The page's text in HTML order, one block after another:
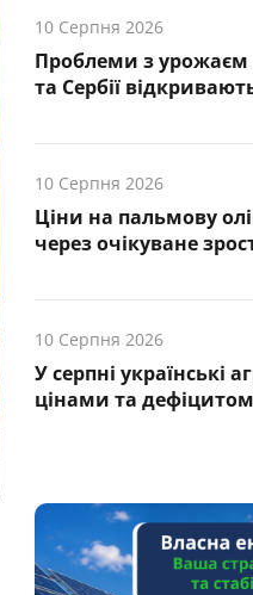
10 Серпня 2026
Проблеми з
та Сербії
10 Серпня 2026
Ціни на пальмову
через очікуване
10 Серпня 2026
У серпні українські
цінами та